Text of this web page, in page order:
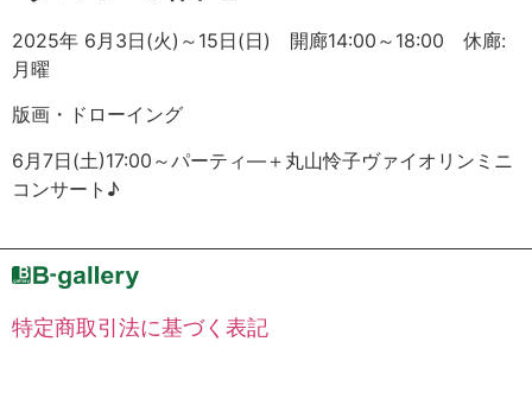
2025年 6月3日(火)～15日(日) 開廊14:00～18:00 休廊:
月曜
版画・ドローイング
6月7日(土)17:00～パーティ―＋丸山怜子ヴァイオリンミニ
コンサート♪
特定商取引法に基づく表記